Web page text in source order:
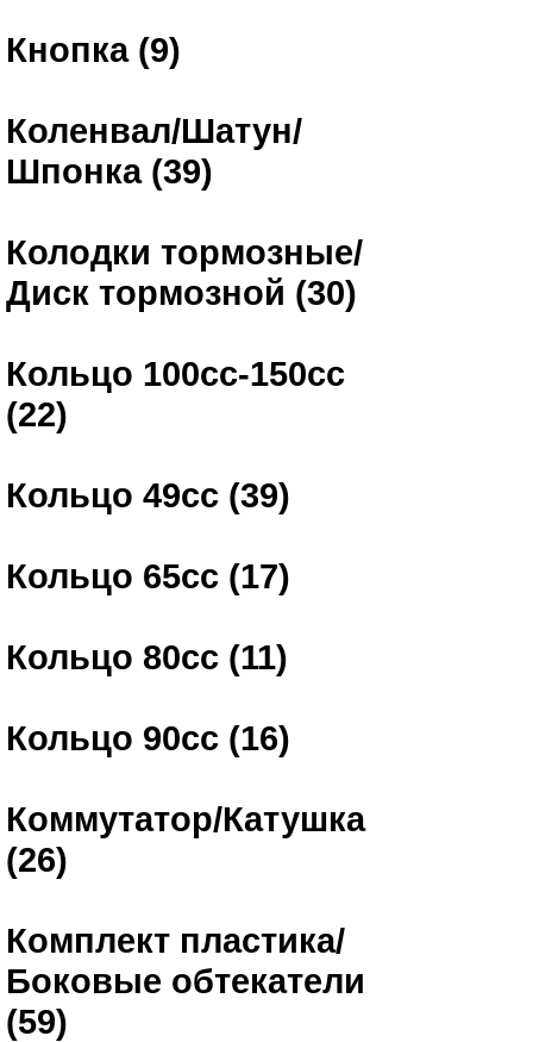
Кнопка (9)
Коленвал/Шатун/
Шпонка (39)
Колодки тормозные/
Диск тормозной (30)
Кольцо 100сс-150сс
(22)
Кольцо 49сс (39)
Кольцо 65сс (17)
Кольцо 80сс (11)
Кольцо 90сс (16)
Коммутатор/Катушка
(26)
Комплект пластика/
Боковые обтекатели
(59)